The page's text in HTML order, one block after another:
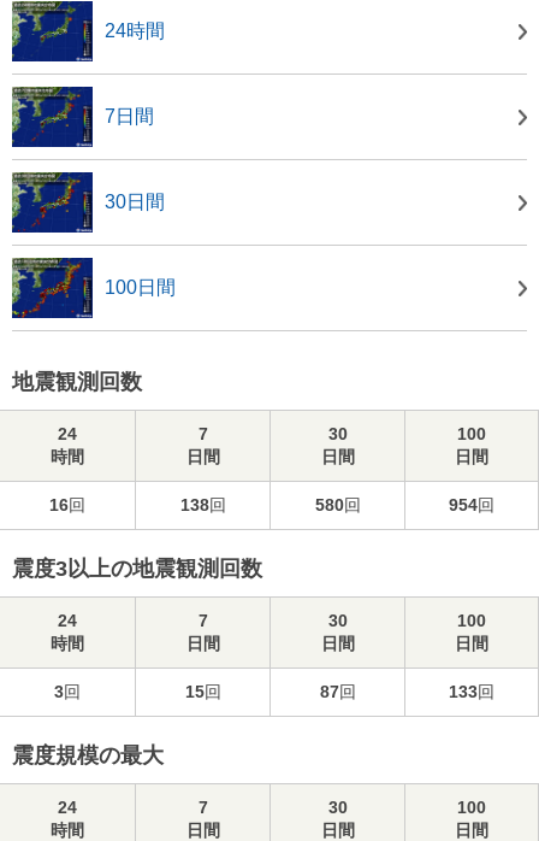
24時間
7日間
30日間
100日間
地震観測回数
24
時間
7
日間
30
日間
100
日間
16回 138回 580回 954回
震度3以上の地震観測回数
24
時間
7
日間
30
日間
100
日間
3回 15回 87回 133回
震度規模の最大
24
時間
7
日間
30
日間
100
日間